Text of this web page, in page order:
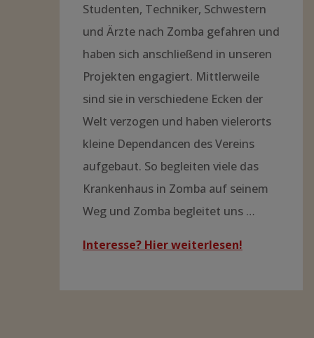
Studenten, Techniker, Schwestern
und Ärzte nach Zomba gefahren und
haben sich anschließend in unseren
Projekten engagiert. Mittlerweile
sind sie in verschiedene Ecken der
Welt verzogen und haben vielerorts
kleine Dependancen des Vereins
aufgebaut. So begleiten viele das
Krankenhaus in Zomba auf seinem
Weg und Zomba begleitet uns …
Interesse? Hier weiterlesen!